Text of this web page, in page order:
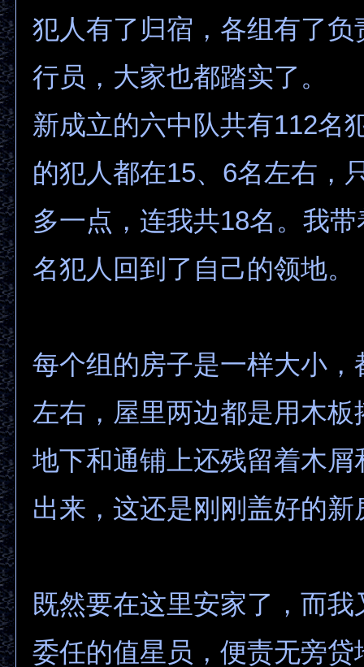
犯人有了归宿，各组有了负
行员，大家也都踏实了。
新成立的六中队共有112名
的犯人都在15、6名左右，
多一点，连我共18名。我
名犯人回到了自己的领地。
每个组的房子是一样大小，
左右，屋里两边都是用木板
地下和通铺上还残留着木屑
出来，这还是刚刚盖好的新
既然要在这里安家了，而
委任的值星员，便责无旁贷